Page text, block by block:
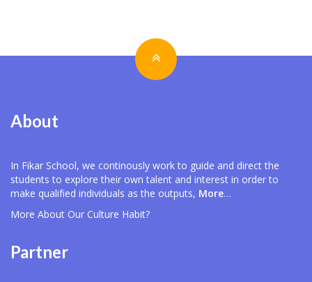
About
In Fikar School, we continously work to guide and direct the
students to explore their own talent and interest in order to
make qualified individuals as the outputs, More…
More About Our Culture Habit?
Partner